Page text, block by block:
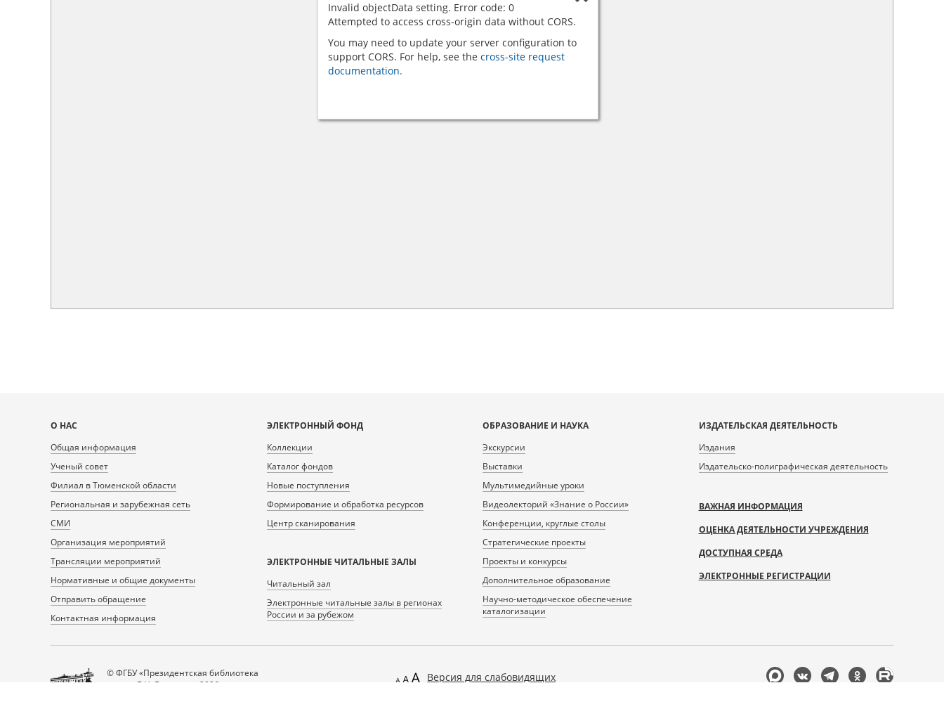
Invalid objectData setting. Error code: 0
Attempted to access cross-origin data without CORS.
You may need to update your server configuration to
support CORS. For help, see the cross-site request
documentation.
Карта
сайта
О НАС
Общая информация
Ученый совет
Филиал в Тюменской области
Региональная и зарубежная сеть
СМИ
Организация мероприятий
Трансляции мероприятий
Нормативные и общие документы
Отправить обращение
Контактная информация
ЭЛЕКТРОННЫЙ ФОНД
Коллекции
Каталог фондов
Новые поступления
Формирование и обработка ресурсов
Центр сканирования
ЭЛЕКТРОННЫЕ ЧИТАЛЬНЫЕ ЗАЛЫ
Читальный зал
Электронные читальные залы в регионах
России и за рубежом
ОБРАЗОВАНИЕ И НАУКА
Экскурсии
Выставки
Мультимедийные уроки
Видеолекторий «Знание о России»
Конференции, круглые столы
Стратегические проекты
Проекты и конкурсы
Дополнительное образование
Научно-методическое обеспечение
каталогизации
ИЗДАТЕЛЬСКАЯ ДЕЯТЕЛЬНОСТЬ
Издания
Издательско-полиграфическая деятельность
ВАЖНАЯ ИНФОРМАЦИЯ
ОЦЕНКА ДЕЯТЕЛЬНОСТИ УЧРЕЖДЕНИЯ
ДОСТУПНАЯ СРЕДА
ЭЛЕКТРОННЫЕ РЕГИСТРАЦИИ
© ФГБУ «Президентская библиотека
имени Б.Н. Ельцина», 2026
Версия для слабовидящих